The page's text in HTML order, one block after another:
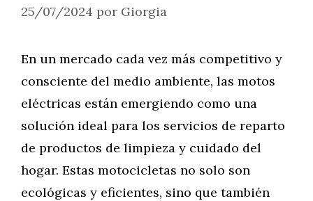
25/07/2024 por Giorgia
En un mercado cada vez más competitivo y
consciente del medio ambiente, las motos
eléctricas están emergiendo como una
solución ideal para los servicios de reparto
de productos de limpieza y cuidado del
hogar. Estas motocicletas no solo son
ecológicas y eficientes, sino que también